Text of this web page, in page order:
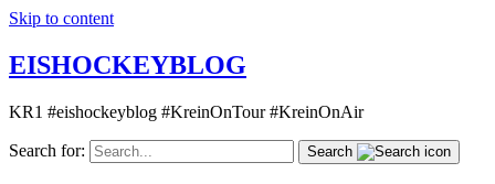
Skip to content
EISHOCKEYBLOG
KR1 #eishockeyblog #KreinOnTour #KreinOnAir
Search for: Search